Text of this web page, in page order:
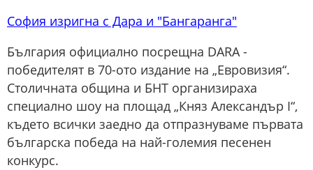
София изригна с Дара и "Бангаранга"
България официално посрещна DARA -
победителят в 70-ото издание на „Евровизия“.
Столичната община и БНТ организираха
специално шоу на площад „Княз Александър I“,
където всички заедно да отпразнуваме първата
българска победа на най-големия песенен
конкурс.